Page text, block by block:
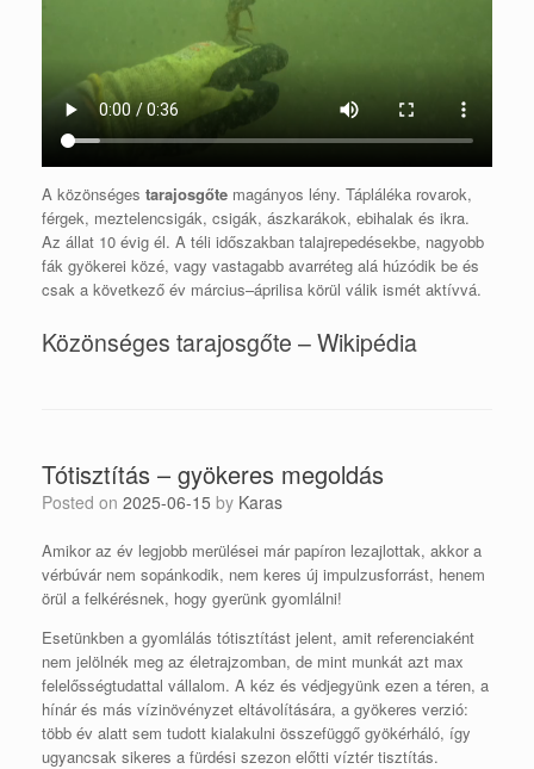
A közönséges tarajosgőte magányos lény. Tápláléka rovarok,
férgek, meztelencsigák, csigák, ászkarákok, ebihalak és ikra.
Az állat 10 évig él. A téli időszakban talajrepedésekbe, nagyobb
fák gyökerei közé, vagy vastagabb avarréteg alá húzódik be és
csak a következő év március–áprilisa körül válik ismét aktívvá.
Közönséges tarajosgőte – Wikipédia
Tótisztítás – gyökeres megoldás
Posted on 2025-06-15 by Karas
Amikor az év legjobb merülései már papíron lezajlottak, akkor a
vérbúvár nem sopánkodik, nem keres új impulzusforrást, henem
örül a felkérésnek, hogy gyerünk gyomlálni!
Esetünkben a gyomlálás tótisztítást jelent, amit referenciaként
nem jelölnék meg az életrajzomban, de mint munkát azt max
felelősségtudattal vállalom. A kéz és védjegyünk ezen a téren, a
hínár és más vízinövényzet eltávolítására, a gyökeres verzió:
több év alatt sem tudott kialakulni összefüggő gyökérháló, így
ugyancsak sikeres a fürdési szezon előtti víztér tisztítás.